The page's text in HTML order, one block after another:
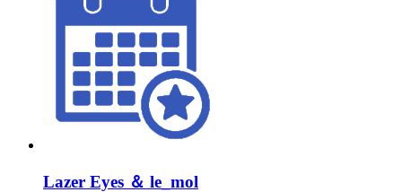
Lazer Eyes ＆ le_mol